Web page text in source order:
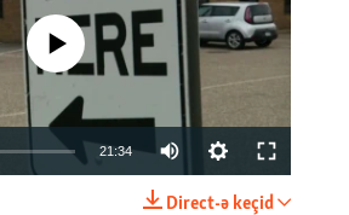
currently available
21:34
Direct-ə keçid